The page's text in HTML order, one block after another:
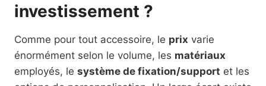
investissement ?
Comme pour tout accessoire, le prix varie
énormément selon le volume, les matériaux
employés, le système de fixation/support et les